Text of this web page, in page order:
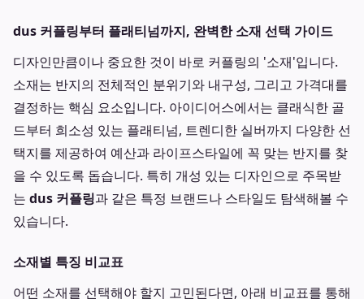
dus 커플링부터 플래티넘까지, 완벽한 소재 선택 가이드
디자인만큼이나 중요한 것이 바로 커플링의 '소재'입니다.
소재는 반지의 전체적인 분위기와 내구성, 그리고 가격대를
결정하는 핵심 요소입니다. 아이디어스에서는 클래식한 골
드부터 희소성 있는 플래티넘, 트렌디한 실버까지 다양한 선
택지를 제공하여 예산과 라이프스타일에 꼭 맞는 반지를 찾
을 수 있도록 돕습니다. 특히 개성 있는 디자인으로 주목받
는 dus 커플링과 같은 특정 브랜드나 스타일도 탐색해볼 수
있습니다.
소재별 특징 비교표
어떤 소재를 선택해야 할지 고민된다면, 아래 비교표를 통해